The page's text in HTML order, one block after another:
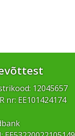
12045657
nr: EE101424174